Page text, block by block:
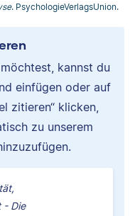
. PsychologieVerlagsUnion.
kannst du
einfügen oder auf
zitieren“ klicken,
zu unserem
- Die